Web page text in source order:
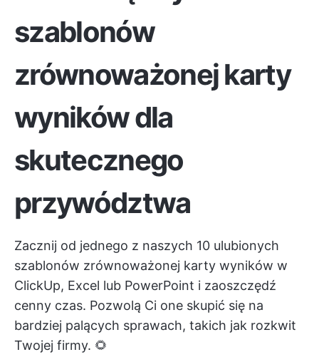
szablonów
zrównoważonej karty
wyników dla
skutecznego
przywództwa
Zacznij od jednego z naszych 10 ulubionych
szablonów zrównoważonej karty wyników w
ClickUp, Excel lub PowerPoint i zaoszczędź
cenny czas. Pozwolą Ci one skupić się na
bardziej palących sprawach, takich jak rozkwit
Twojej firmy. 🌻